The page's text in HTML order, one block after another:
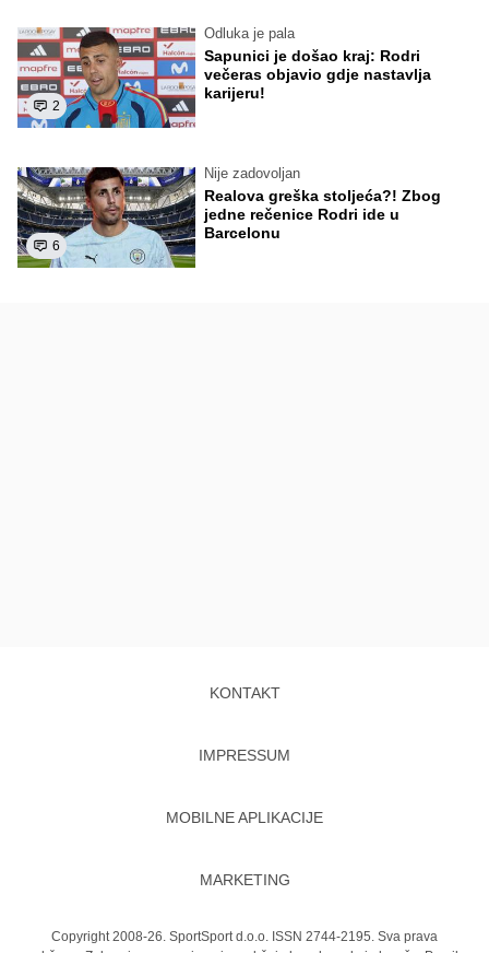
2
Odluka je pala
Sapunici je došao kraj: Rodri
večeras objavio gdje nastavlja
karijeru!
6
Nije zadovoljan
Realova greška stoljeća?! Zbog
jedne rečenice Rodri ide u
Barcelonu
KONTAKT
IMPRESSUM
MOBILNE APLIKACIJE
MARKETING
Copyright 2008-26. SportSport d.o.o. ISSN 2744-2195. Sva prava